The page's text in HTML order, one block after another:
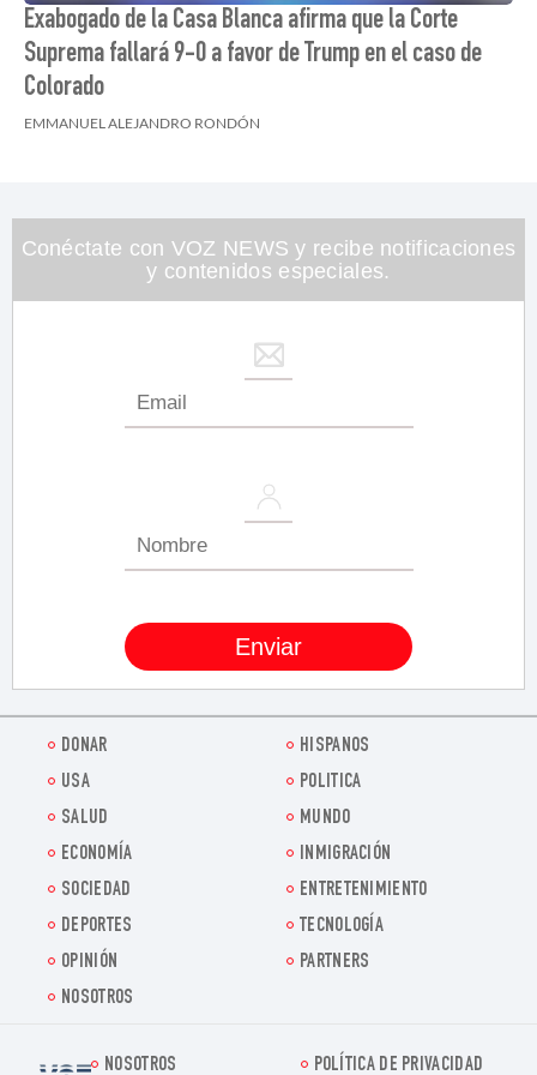
Exabogado de la Casa Blanca afirma que la Corte
Suprema fallará 9-0 a favor de Trump en el caso de
Colorado
EMMANUEL ALEJANDRO RONDÓN
Conéctate con VOZ NEWS y recibe notificaciones
y contenidos especiales.
DONAR
HISPANOS
USA
POLITICA
SALUD
MUNDO
ECONOMÍA
INMIGRACIÓN
SOCIEDAD
ENTRETENIMIENTO
DEPORTES
TECNOLOGÍA
OPINIÓN
PARTNERS
NOSOTROS
NOSOTROS POLÍTICA DE PRIVACIDAD